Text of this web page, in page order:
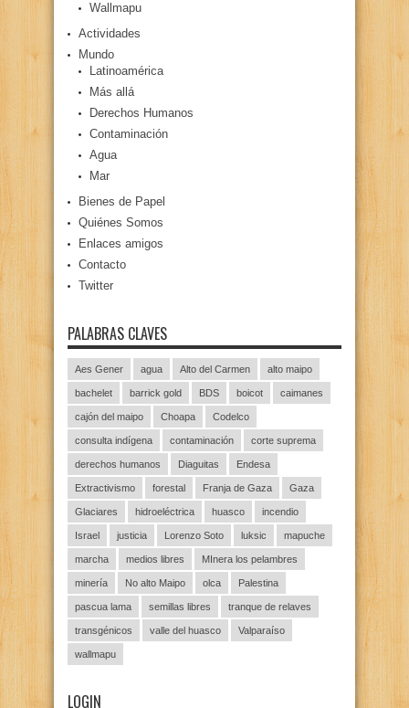
Wallmapu
Actividades
Mundo
Latinoamérica
Más allá
Derechos Humanos
Contaminación
Agua
Mar
Bienes de Papel
Quiénes Somos
Enlaces amigos
Contacto
Twitter
PALABRAS CLAVES
Aes Gener agua Alto del Carmen alto maipo
bachelet barrick gold BDS boicot caimanes
cajón del maipo Choapa Codelco
consulta indígena contaminación corte suprema
derechos humanos Diaguitas Endesa
Extractivismo forestal Franja de Gaza Gaza
Glaciares hidroeléctrica huasco incendio
Israel justicia Lorenzo Soto luksic mapuche
marcha medios libres MInera los pelambres
minería No alto Maipo olca Palestina
pascua lama semillas libres tranque de relaves
transgénicos valle del huasco Valparaíso
wallmapu
LOGIN